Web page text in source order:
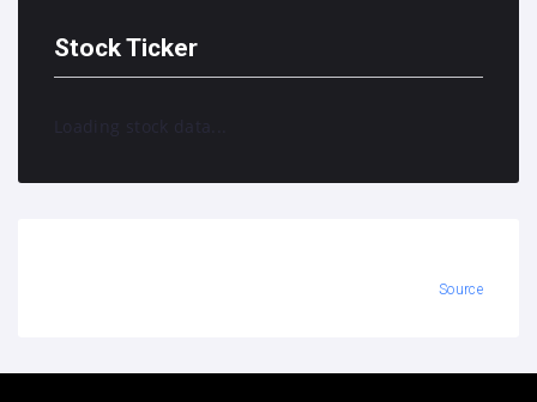
Stock Ticker
Loading stock data...
Source